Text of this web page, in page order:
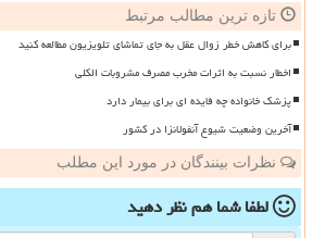
تازه ترین مطالب مرتبط
برای کاهش خطر زوال عقل به جای تماشای تلویزیون مطالعه کنید
اخطار نسبت به اثرات مخرب مصرف مشروبات الکلی
پزشک خانواده چه فایده ای برای بیمار دارد
آخرین وضعیت شیوع آنفولانزا در کشور
نظرات بینندگان در مورد این مطلب
لطفا شما همنظر دهید